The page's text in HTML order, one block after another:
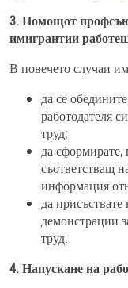
3. Помощот
имигрантии
В повечето случаи
да се
работодателя
труд;
да сформирате,
съответстващ
информация
да
демонстрации
труд.
4. Напускане на